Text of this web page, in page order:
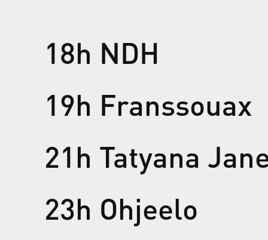
18h NDH
19h Franssouax
21h Tatyana
23h Ohjeelo